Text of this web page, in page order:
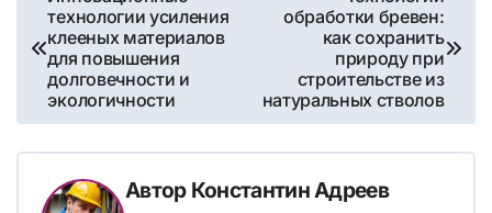
по
записям
технологии усиления
клееных материалов
для повышения
долговечности и
экологичности
обработки бревен:
как сохранить
природу при
строительстве из
натуральных стволов
Автор Константин Адреев